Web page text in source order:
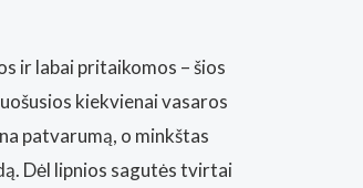
ir labai pritaikomos – šios
kiekvienai vasaros
patvarumą, o minkštas
Dėl lipnios sagutės tvirtai